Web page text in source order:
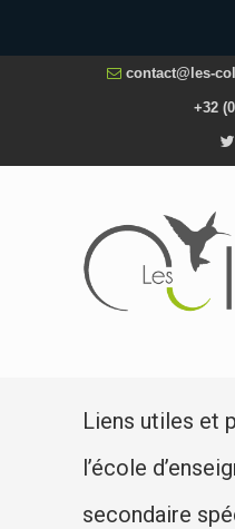
contact@les-
+32
Liens utiles et
l’école
secondaire